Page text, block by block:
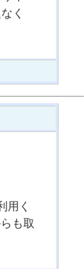
く
用く
も取